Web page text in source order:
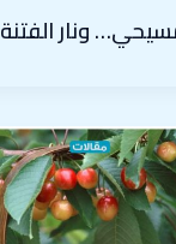
ونار الفتنة